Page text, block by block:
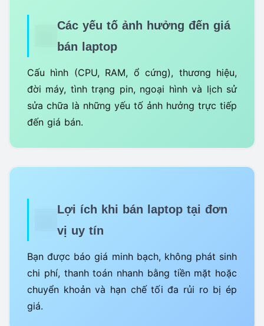
Các yếu tố ảnh hưởng đến giá
bán laptop
Cấu hình (CPU, RAM, ổ cứng), thương hiệu,
đời máy, tình trạng pin, ngoại hình và lịch sử
sửa chữa là những yếu tố ảnh hưởng trực tiếp
đến giá bán.
Lợi ích khi bán laptop tại đơn
vị uy tín
Bạn được báo giá minh bạch, không phát sinh
chi phí, thanh toán nhanh bằng tiền mặt hoặc
chuyển khoản và hạn chế tối đa rủi ro bị ép
giá.